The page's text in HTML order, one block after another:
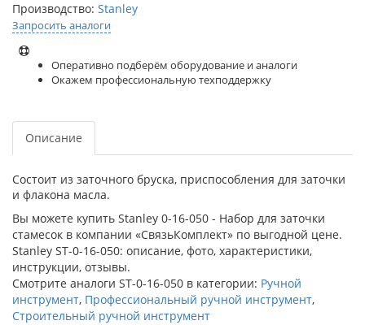
Производство: Stanley
Запросить аналоги
Оперативно подберём оборудование и аналоги
Окажем профессиональную техподдержку
Описание
Состоит из заточного бруска, приспособления для заточки
и флакона масла.
Вы можете купить Stanley 0-16-050 - Набор для заточки
стамесок в компании «СвязьКомплект» по выгодной цене.
Stanley ST-0-16-050: описание, фото, характеристики,
инструкции, отзывы.
Смотрите аналоги ST-0-16-050 в категории: Ручной
инструмент, Профессиональный ручной инструмент,
Строительный ручной инструмент